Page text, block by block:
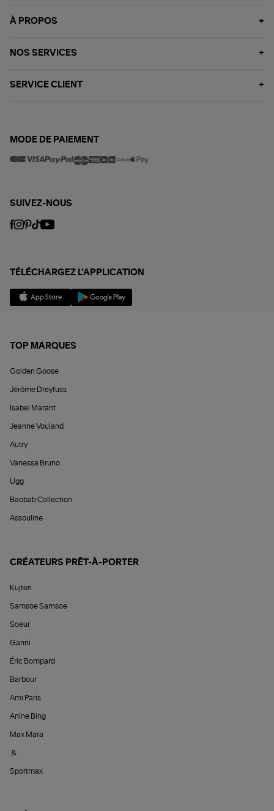
À PROPOS
NOS SERVICES
SERVICE CLIENT
MODE DE PAIEMENT
SUIVEZ-NOUS
TÉLÉCHARGEZ L'APPLICATION
TOP MARQUES
Golden Goose
Jérôme Dreyfuss
Isabel Marant
Jeanne Vouland
Autry
Vanessa Bruno
Ugg
Baobab Collection
Assouline
CRÉATEURS PRÊT-À-PORTER
Kujten
Samsoe Samsoe
Soeur
Ganni
Éric Bompard
Barbour
Ami Paris
Anine Bing
Max Mara
&
Sportmax